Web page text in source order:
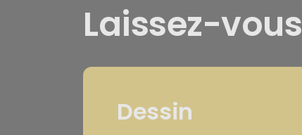
Laissez-vous
Dessin